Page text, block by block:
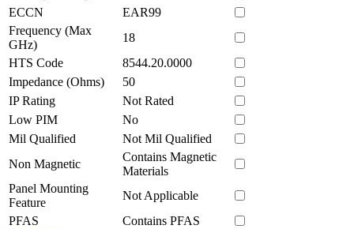
ECCN
EAR99
Frequency (Max
GHz)
18
HTS Code
8544.20.0000
Impedance (Ohms)
50
IP Rating
Not Rated
Low PIM
No
Mil Qualified
Not Mil Qualified
Non Magnetic
Contains Magnetic
Materials
Panel Mounting
Feature
Not Applicable
PFAS
Contains PFAS